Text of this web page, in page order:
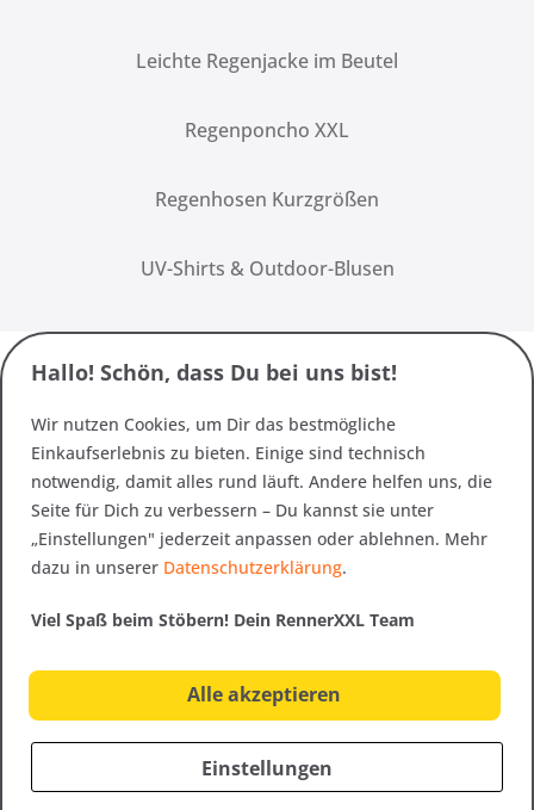
Leichte Regenjacke im Beutel
Regenponcho XXL
Regenhosen Kurzgrößen
UV-Shirts & Outdoor-Blusen
Hallo! Schön, dass Du bei uns bist!
Wir nutzen Cookies, um Dir das bestmögliche
Einkaufserlebnis zu bieten. Einige sind technisch
notwendig, damit alles rund läuft. Andere helfen uns, die
Seite für Dich zu verbessern – Du kannst sie unter
„Einstellungen" jederzeit anpassen oder ablehnen. Mehr
dazu in unserer Datenschutzerklärung.
Viel Spaß beim Stöbern! Dein RennerXXL Team
Alle akzeptieren
Einstellungen